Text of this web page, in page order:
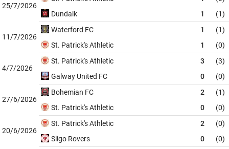
25/7/2026
Dundalk
1 (1)
11/7/2026
Waterford FC 1
(1)
St. Patrick's Athletic
1 (0)
4/7/2026
St. Patrick's Athletic 3
(3)
Galway United FC
0 (0)
27/6/2026
Bohemian FC 2
(1)
St. Patrick's Athletic
0 (0)
20/6/2026
St. Patrick's Athletic 2
(0)
Sligo Rovers
0 (0)